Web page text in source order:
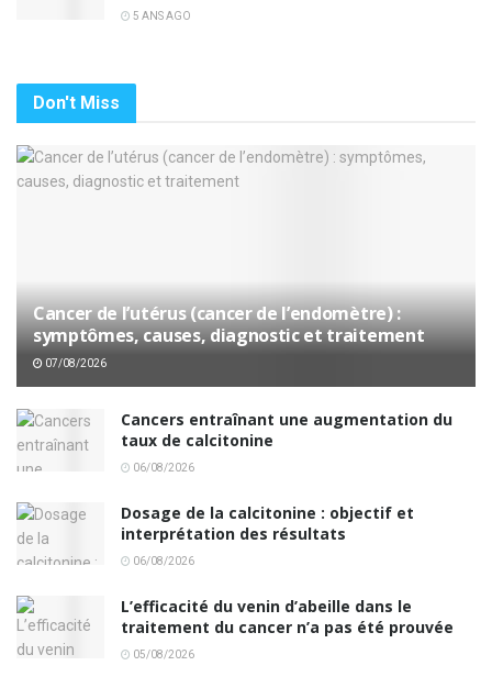
5 ANS AGO
Don't Miss
Cancer de l’utérus (cancer de l’endomètre) :
symptômes, causes, diagnostic et traitement
07/08/2026
Cancers entraînant une augmentation du
taux de calcitonine
06/08/2026
Dosage de la calcitonine : objectif et
interprétation des résultats
06/08/2026
L’efficacité du venin d’abeille dans le
traitement du cancer n’a pas été prouvée
05/08/2026